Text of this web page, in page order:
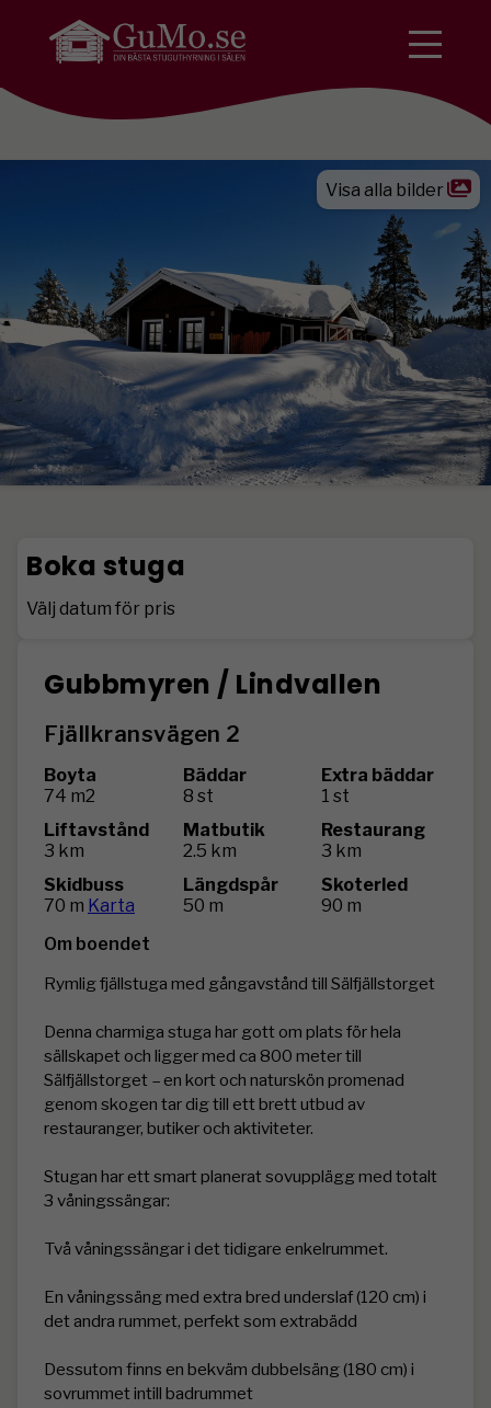
Visa alla bilder
Gubbmyren / Lindvallen
Fjällkransvägen 2
Boyta
74 m2
Bäddar
8 st
Extra bäddar
1 st
Liftavstånd
3 km
Matbutik
2.5 km
Restaurang
3 km
Skidbuss
70 m Karta
Längdspår
50 m
Skoterled
90 m
Om boendet
Rymlig fjällstuga med gångavstånd till Sälfjällstorget
Denna charmiga stuga har gott om plats för hela
sällskapet och ligger med ca 800 meter till
Sälfjällstorget – en kort och naturskön promenad
genom skogen tar dig till ett brett utbud av
restauranger, butiker och aktiviteter.
Stugan har ett smart planerat sovupplägg med totalt
3 våningssängar:
Två våningssängar i det tidigare enkelrummet.
En våningssäng med extra bred underslaf (120 cm) i
det andra rummet, perfekt som extrabädd
Dessutom finns en bekväm dubbelsäng (180 cm) i
sovrummet intill badrummet
Boka stuga
Välj datum för pris